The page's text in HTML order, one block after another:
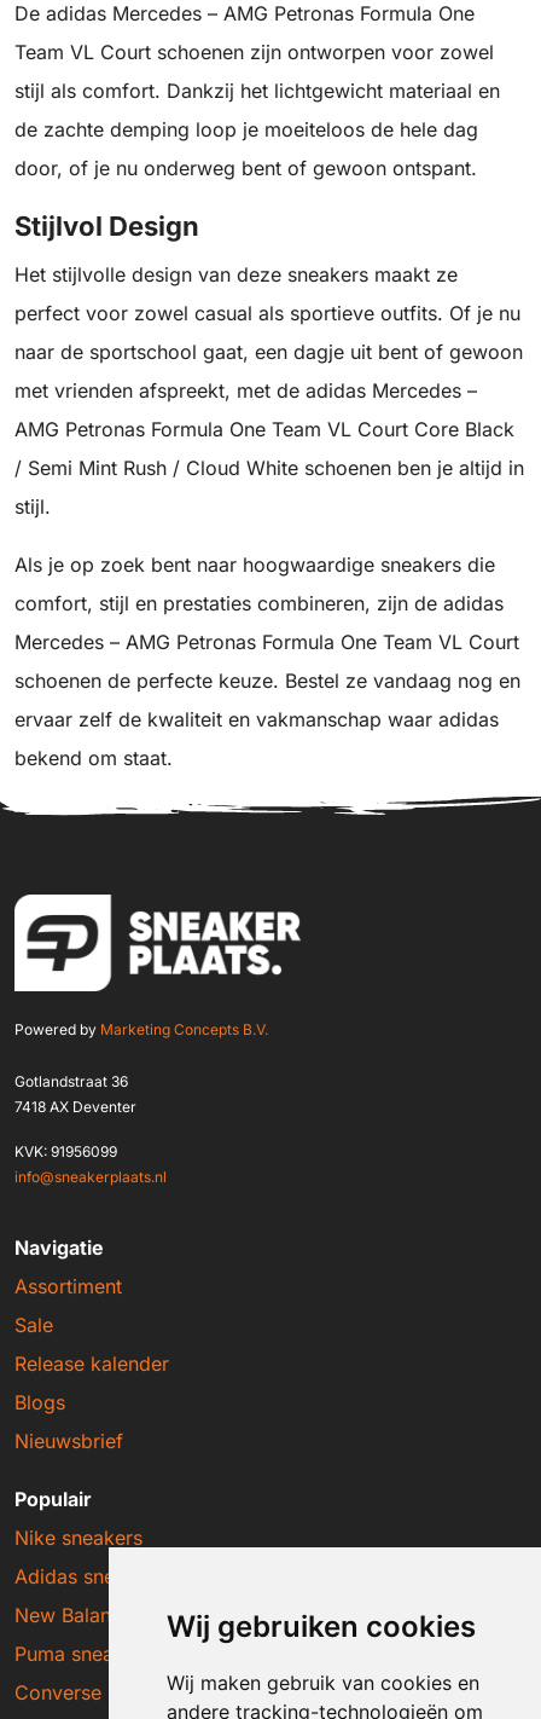
Wij gebruiken cookies
Wij maken gebruik van cookies en
andere tracking-technologieën om
De adidas Mercedes – AMG Petronas Formula One
Team VL Court schoenen zijn ontworpen voor zowel
stijl als comfort. Dankzij het lichtgewicht materiaal en
de zachte demping loop je moeiteloos de hele dag
door, of je nu onderweg bent of gewoon ontspant.
Stijlvol Design
Het stijlvolle design van deze sneakers maakt ze
perfect voor zowel casual als sportieve outfits. Of je nu
naar de sportschool gaat, een dagje uit bent of gewoon
met vrienden afspreekt, met de adidas Mercedes –
AMG Petronas Formula One Team VL Court Core Black
/ Semi Mint Rush / Cloud White schoenen ben je altijd in
stijl.
Als je op zoek bent naar hoogwaardige sneakers die
comfort, stijl en prestaties combineren, zijn de adidas
Mercedes – AMG Petronas Formula One Team VL Court
schoenen de perfecte keuze. Bestel ze vandaag nog en
ervaar zelf de kwaliteit en vakmanschap waar adidas
bekend om staat.
Powered by Marketing Concepts B.V.
Gotlandstraat 36
7418 AX Deventer
KVK: 91956099
info@sneakerplaats.nl
Navigatie
Assortiment
Sale
Release kalender
Blogs
Nieuwsbrief
Populair
Nike sneakers
Adidas sneakers
New Balance sneakers
Puma sneakers
Converse sneakers